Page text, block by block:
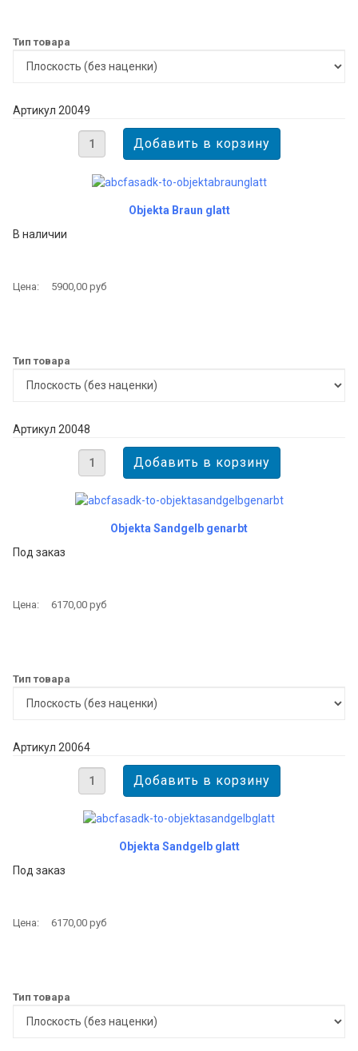
Тип товара
Артикул 20049
Objekta Braun glatt
В наличии
Цена: 5900,00 руб
Тип товара
Артикул 20048
Objekta Sandgelb genarbt
Под заказ
Цена: 6170,00 руб
Тип товара
Артикул 20064
Objekta Sandgelb glatt
Под заказ
Цена: 6170,00 руб
Тип товара